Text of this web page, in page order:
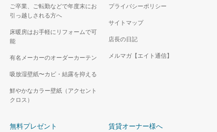
ご卒業、ご転勤などで年度末にお
引っ越しされる方へ
床暖房はお手軽にリフォームで可
能
有名メーカーのオーダーカーテン
吸放湿壁紙〜カビ・結露を抑える
鮮やかなカラー壁紙（アクセント
クロス）
プライバシーポリシー
サイトマップ
店長の日記
メルマガ【エイト通信】
無料プレゼント 賃貸オーナー様へ